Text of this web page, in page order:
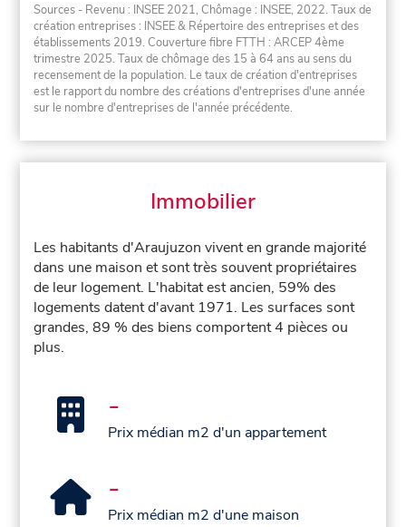
Sources - Revenu : INSEE 2021, Chômage : INSEE, 2022. Taux de
création entreprises : INSEE & Répertoire des entreprises et des
établissements 2019. Couverture fibre FTTH : ARCEP 4ème
trimestre 2025. Taux de chômage des 15 à 64 ans au sens du
recensement de la population. Le taux de création d'entreprises
est le rapport du nombre des créations d'entreprises d'une année
sur le nombre d'entreprises de l'année précédente.
Immobilier
Les habitants d'Araujuzon vivent en grande majorité
dans une maison et sont très souvent propriétaires
de leur logement. L'habitat est ancien, 59% des
logements datent d'avant 1971. Les surfaces sont
grandes, 89 % des biens comportent 4 pièces ou
plus.
-
Prix médian m2 d'un appartement
-
Prix médian m2 d'une maison